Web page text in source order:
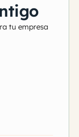
tu empresa